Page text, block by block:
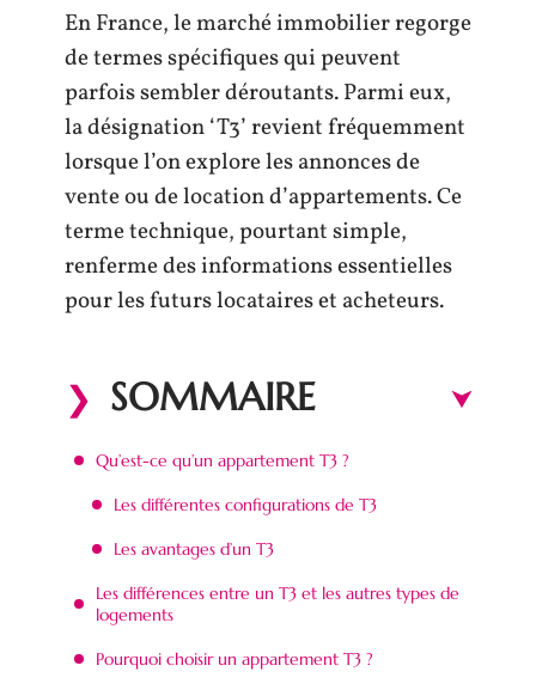
En France, le marché immobilier regorge
de termes spécifiques qui peuvent
parfois sembler déroutants. Parmi eux,
la désignation ‘T3’ revient fréquemment
lorsque l’on explore les annonces de
vente ou de location d’appartements. Ce
terme technique, pourtant simple,
renferme des informations essentielles
pour les futurs locataires et acheteurs.
SOMMAIRE
Qu’est-ce qu’un appartement T3 ?
Les différentes configurations de T3
Les avantages d’un T3
Les différences entre un T3 et les autres types de
logements
Pourquoi choisir un appartement T3 ?